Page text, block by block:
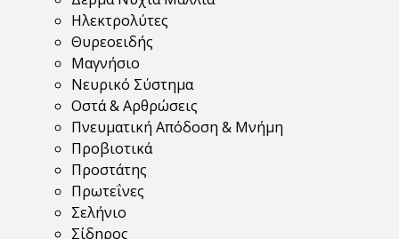
Ηλεκτρολύτες
Θυρεοειδής
Μαγνήσιο
Νευρικό Σύστημα
Οστά & Αρθρώσεις
Πνευματική Απόδοση & Μνήμη
Προβιοτικά
Προστάτης
Πρωτεΐνες
Σελήνιο
Σίδηρος